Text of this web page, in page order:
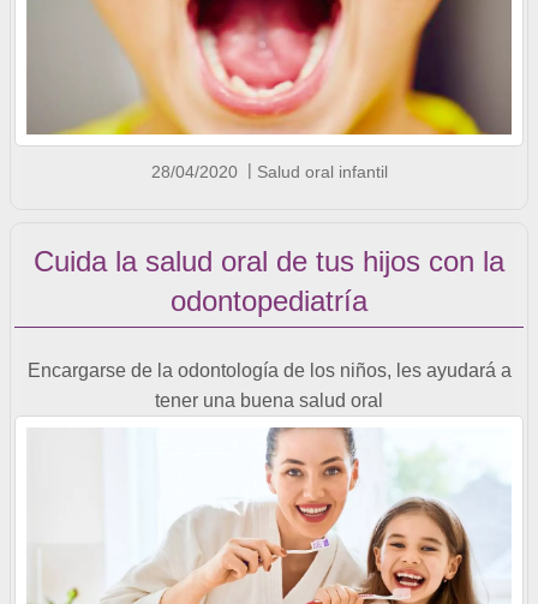
28/04/2020 Salud oral infantil
Cuida la salud oral de tus hijos con la
odontopediatría
Encargarse de la odontología de los niños, les ayudará a
tener una buena salud oral